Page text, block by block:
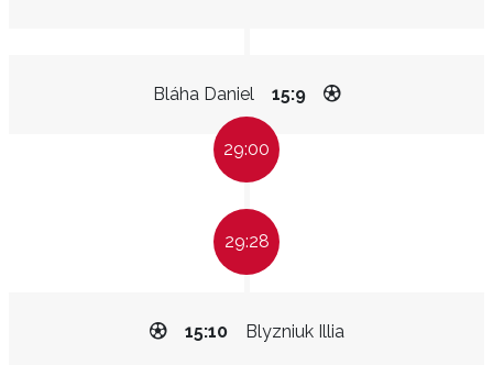
Bláha Daniel 15:9
29:00
29:28
Blyzniuk Illia
15:10